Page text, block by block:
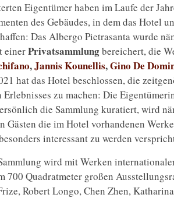
Eigentümer haben im Laufe der
des Gebäudes, in dem das Hotel
Das Albergo Pietrasanta wurde
einerPrivatsammlungbereichert, die
,Jannis Kounellis,Gino De
hat das Hotel beschlossen, die
Erlebnisses zu machen: Die
die Sammlung kuratiert, wird
Gästen die im Hotel vorhandenen
interessant zu werden
wird mit Werken
700 Quadratmeter großen
Robert Longo, Chen Zhen,